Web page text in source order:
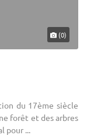
(0)
du 17ème siècle
forêt et des arbres
pour ...